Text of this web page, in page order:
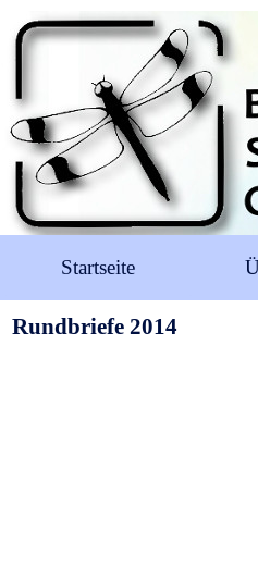
Startseite
Rundbriefe 2014